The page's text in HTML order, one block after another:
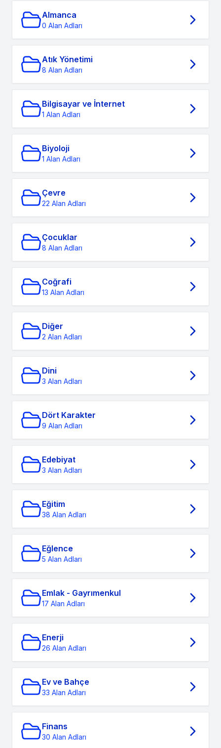
Almanca
0 Alan Adları
Atık Yönetimi
8 Alan Adları
Bilgisayar ve İnternet
1 Alan Adları
Biyoloji
1 Alan Adları
Çevre
22 Alan Adları
Çocuklar
8 Alan Adları
Coğrafi
13 Alan Adları
Diğer
2 Alan Adları
Dini
3 Alan Adları
Dört Karakter
9 Alan Adları
Edebiyat
3 Alan Adları
Eğitim
38 Alan Adları
Eğlence
5 Alan Adları
Emlak - Gayrımenkul
17 Alan Adları
Enerji
26 Alan Adları
Ev ve Bahçe
33 Alan Adları
Finans
30 Alan Adları